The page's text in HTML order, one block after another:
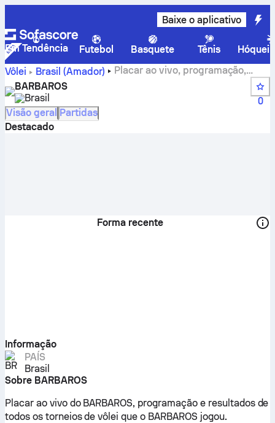
Baixe o aplicativo
Em Tendência Futebol Basquete Tênis
Hóquei
Vôlei
Brasil (Amador)
Placar ao vivo, programação,
partidas e classificação do BARBAROS
BARBAROS
Brasil
0
Visão geral Partidas
Destacado
Forma recente
Informação
PAÍS
Brasil
Sobre BARBAROS
Placar ao vivo do BARBAROS, programação e resultados de
todos os torneios de vôlei que o BARBAROS jogou.